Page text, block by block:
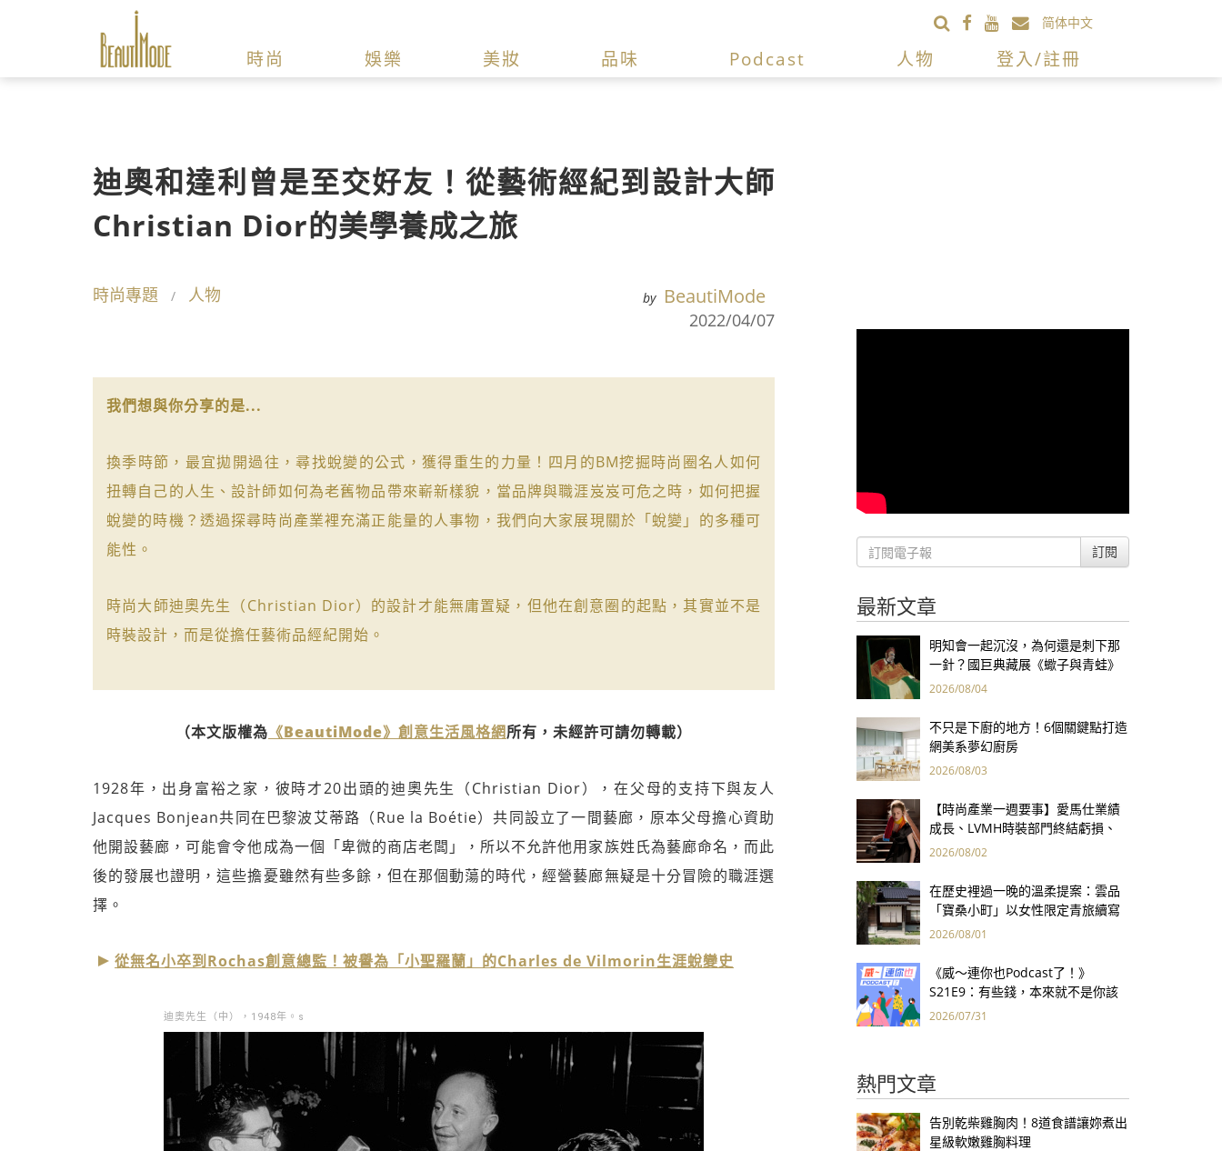
简体中文
時尚 娛樂 美妝 品味 Podcast 人物 登入/註冊
迪奧和達利曾是至交好友！從藝術經紀到設計大師
Christian Dior的美學養成之旅
時尚專題 人物 by BeautiMode
2022/04/07
我們想與你分享的是...
換季時節，最宜拋開過往，尋找蛻變的公式，獲得重生的力量！四月的BM挖掘時尚圈名人如何
扭轉自己的人生、設計師如何為老舊物品帶來嶄新樣貌，當品牌與職涯岌岌可危之時，如何把握
蛻變的時機？透過探尋時尚產業裡充滿正能量的人事物，我們向大家展現關於「蛻變」的多種可
能性。
時尚大師迪奧先生（Christian Dior）的設計才能無庸置疑，但他在創意圈的起點，其實並不是
時裝設計，而是從擔任藝術品經紀開始。
（本文版權為 《BeautiMode》創意生活風格網所有，未經許可請勿轉載）
1928年，出身富裕之家，彼時才20出頭的迪奧先生（Christian Dior），在父母的支持下與友人
Jacques Bonjean共同在巴黎波艾蒂路（Rue la Boétie）共同設立了一間藝廊，原本父母擔心資助
他開設藝廊，可能會令他成為一個「卑微的商店老闆」，所以不允許他用家族姓氏為藝廊命名，而此
後的發展也證明，這些擔憂雖然有些多餘，但在那個動蕩的時代，經營藝廊無疑是十分冒險的職涯選
擇。
從無名小卒到Rochas創意總監！被譽為「小聖羅蘭」的Charles de Vilmorin生涯蛻變史
迪奧先生（中），1948年。s
訂閱
最新文章
明知會一起沉沒，為何還是刺下那
一針？國巨典藏展《蠍子與青蛙》
用66件名作拷問人性
2026/08/04
不只是下廚的地方！6個關鍵點打造
網美系夢幻廚房
2026/08/03
【時尚產業一週要事】愛馬仕業績
成長、LVMH時裝部門終結虧損、
Kering轉型策略初現成效、Prada
2026/08/02
在歷史裡過一晚的溫柔提案：雲品
「寶桑小町」以女性限定青旅續寫
台東老屋記憶
2026/08/01
《威～連你也Podcast了！》
S21E9：有些錢，本來就不是你該
賺的——讀《一個投機者的告白》
2026/07/31
熱門文章
告別乾柴雞胸肉！8道食譜讓妳煮出
星級軟嫩雞胸料理